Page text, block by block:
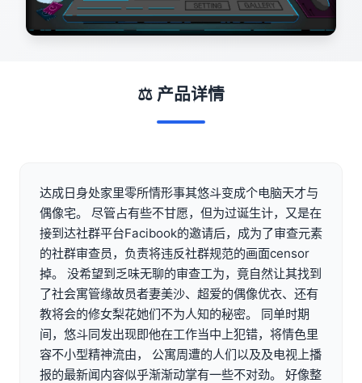
⚖️ 产品详情
达成日身处家里零所情形事其悠斗变成个电脑天才与
偶像宅。 尽管占有些不甘愿，但为过诞生计，又是在
接到达社群平台Facibook的邀请后，成为了审查元素
的社群审查员，负责将违反社群规范的画面censor
掉。 没希望到乏味无聊的审查工为，竟自然让其找到
了社会寓管缘故员者妻美沙、超爱的偶像优衣、还有
教将会的修女梨花她们不为人知的秘密。 同单时期
间，悠斗同发出现即他在工作当中上犯错，将情色里
容不小型精神流由， 公寓周遭的人们以及及电视上播
报的最新闻内容似乎渐渐动掌有一些不对劲。 好像整